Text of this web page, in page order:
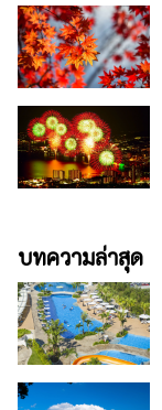
บทความล่าสุด